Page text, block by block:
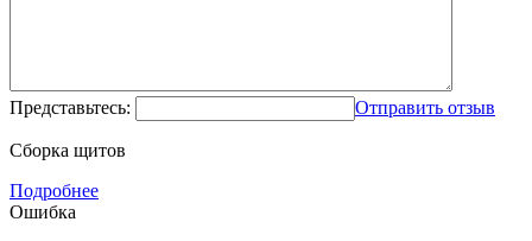
Представьтесь: Отправить отзыв
Сборка щитов
Подробнее
Ошибка